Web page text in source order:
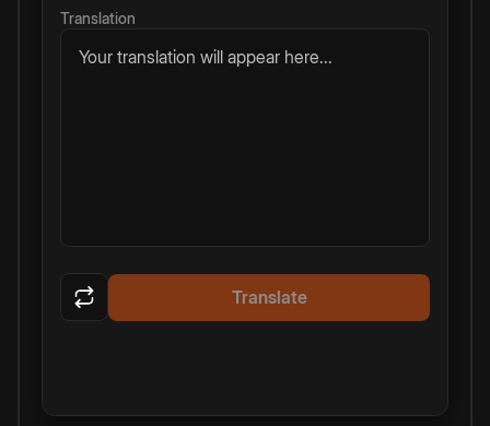
Translation
Your translation will appear here...
Translate